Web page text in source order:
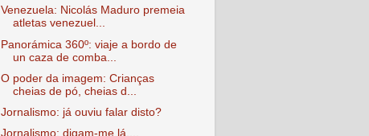
Venezuela: Nicolás Maduro premeia
atletas venezuel...
Panorámica 360º: viaje a bordo de
un caza de comba...
O poder da imagem: Crianças
cheias de pó, cheias d...
Jornalismo: já ouviu falar disto?
Jornalismo: digam-me lá....